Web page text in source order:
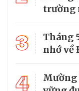
trường
3
Tháng
nhớ về
4
Mường